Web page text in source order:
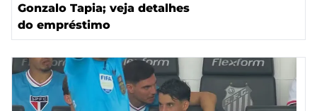
Gonzalo Tapia; veja detalhes
do empréstimo